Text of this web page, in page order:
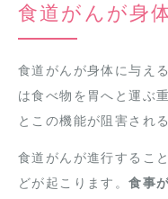
食道がんが身
食道がんが身体に与え
は食べ物を胃へと運ぶ
とこの機能が阻害され
食道がんが進行するこ
どが起こります。食事